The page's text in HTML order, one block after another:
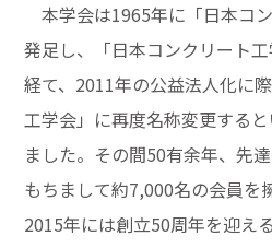
本学会は1965年に「日本コ
発足し、「日本コンクリート
経て、2011年の公益法人化に
工学会」に再度名称変更する
ました。その間50有余年、先
もちまして約7,000名の会員を
2015年には創立50周年を迎え